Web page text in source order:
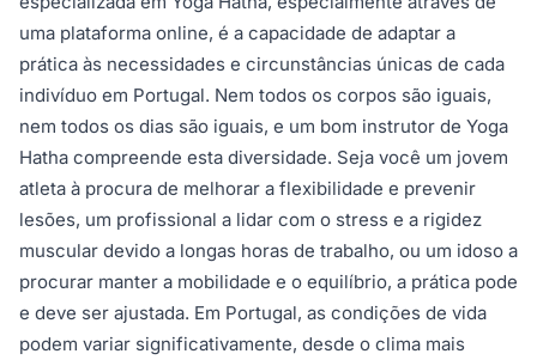
uma plataforma online, é a capacidade de adaptar a
prática às necessidades e circunstâncias únicas de cada
indivíduo em Portugal. Nem todos os corpos são iguais,
nem todos os dias são iguais, e um bom instrutor de Yoga
Hatha compreende esta diversidade. Seja você um jovem
atleta à procura de melhorar a flexibilidade e prevenir
lesões, um profissional a lidar com o stress e a rigidez
muscular devido a longas horas de trabalho, ou um idoso a
procurar manter a mobilidade e o equilíbrio, a prática pode
e deve ser ajustada. Em Portugal, as condições de vida
podem variar significativamente, desde o clima mais